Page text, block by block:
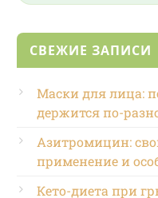
СВЕЖИЕ ЗАПИСИ
Маски для лица:
держится по-
Азитромицин:
применение и
Кето-диета при